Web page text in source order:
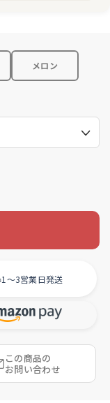
メロン
1〜3営業日発送
この商品の
お問い合わせ